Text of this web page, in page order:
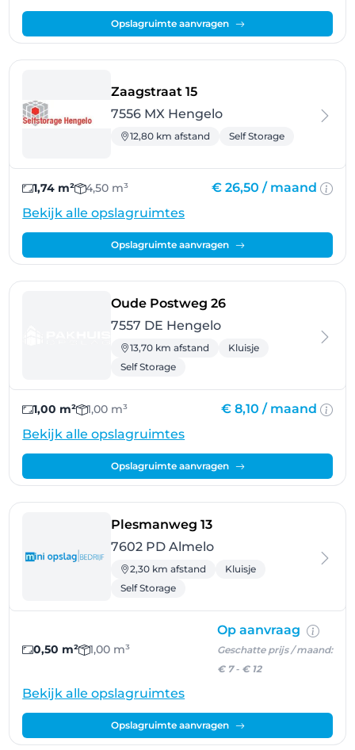
Opslagruimte aanvragen
Zaagstraat 15- Hengelo
7556 MX Hengelo
12,80 km afstand Self Storage
1,74 m² 4,50 m³ € 26,50 / maand
Bekijk alle opslagruimtes
Opslagruimte aanvragen
Oude Postweg 26- Hengelo
7557 DE Hengelo
13,70 km afstand
Kluisje
Self Storage
1,00 m² 1,00 m³ € 8,10 / maand
Bekijk alle opslagruimtes
Opslagruimte aanvragen
Plesmanweg 13- Almelo
7602 PD Almelo
2,30 km afstand
Kluisje
Self Storage
0,50 m² 1,00 m³
Op aanvraag
Geschatte prijs / maand:
€ 7- € 12
Bekijk alle opslagruimtes
Opslagruimte aanvragen